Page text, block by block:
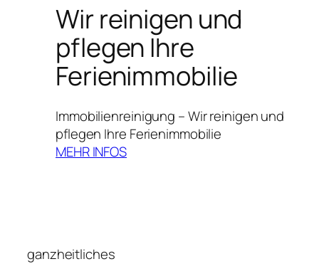
Wir reinigen und
pflegen Ihre
Ferienimmobilie
Immobilienreinigung – Wir reinigen und
pflegen Ihre Ferienimmobilie
MEHR INFOS
ganzheitliches